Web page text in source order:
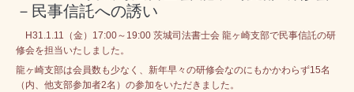
－民事信託への誘い
H31.1.11（金）17:00～19:00 茨城司法書士会 龍ヶ崎支部で民事信託の研
修会を担当いたしました。
龍ヶ崎支部は会員数も少なく、新年早々の研修会なのにもかかわらず15名
（内、他支部参加者2名）の参加をいただきました。